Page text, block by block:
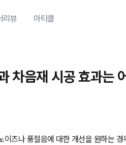
리뷰 아티클
차음재 시공 효과는
즈나 풍절음에 대한 개선을 원하는